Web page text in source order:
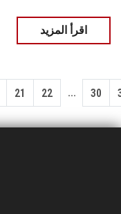
اقرأ المزيد
21 22 ... 30